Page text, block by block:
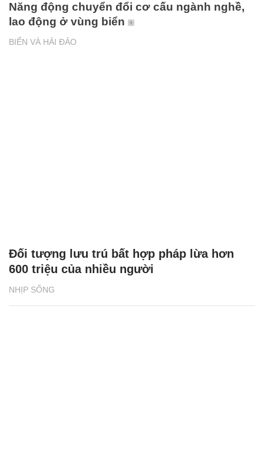
BIỂN VÀ HẢI ĐẢO
Năng động chuyển đổi cơ cấu ngành nghề,
lao động ở vùng biển
NHỊP SỐNG
Đối tượng lưu trú bất hợp pháp lừa hơn
600 triệu của nhiều người